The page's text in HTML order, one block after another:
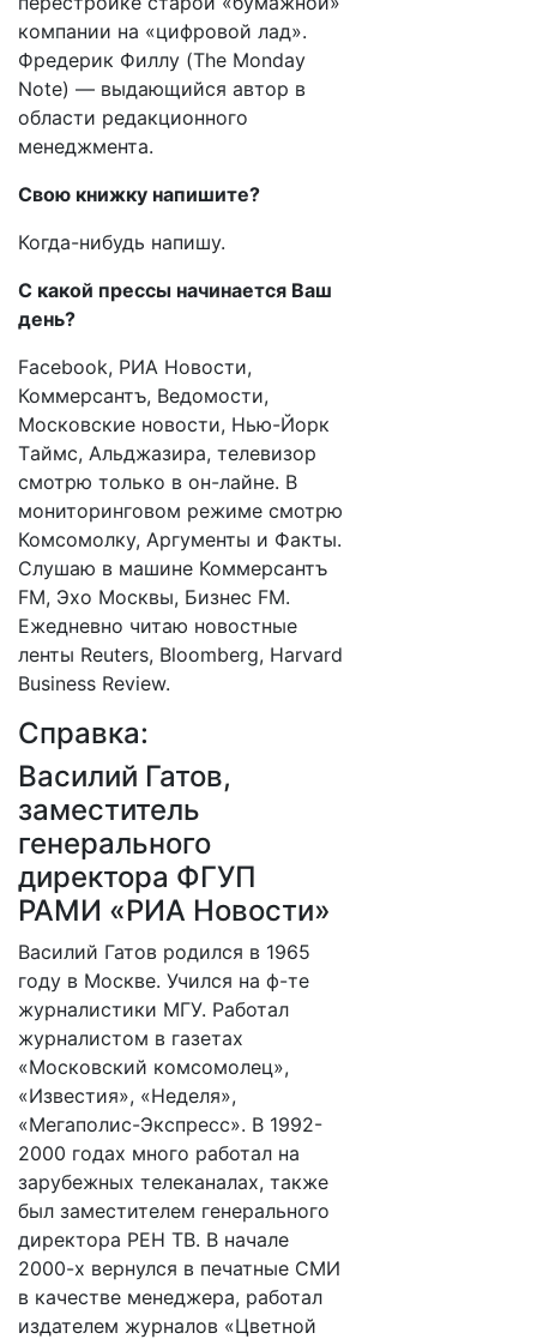
компании на «цифровой лад».
Фредерик Филлу (The Monday
Note) — выдающийся автор в
области редакционного
менеджмента.
Свою книжку напишите?
Когда-нибудь напишу.
С какой прессы начинается Ваш
день?
Facebook, РИА Новости,
Коммерсантъ, Ведомости,
Московские новости, Нью-Йорк
Tаймс, Альджазира, телевизор
смотрю только в он-лайне. В
мониторинговом режиме смотрю
Комсомолку, Аргументы и Факты.
Слушаю в машине Коммерсантъ
FM, Эхо Москвы, Бизнес FM.
Ежедневно читаю новостные
ленты Reuters, Bloomberg, Harvard
Business Review.
Справка:
Василий Гатов,
заместитель
генерального
директора ФГУП
РАМИ «РИА Новости»
Василий Гатов родился в 1965
году в Москве. Учился на ф-те
журналистики МГУ. Работал
журналистом в газетах
«Московский комсомолец»,
«Известия», «Неделя»,
«Мегаполис-Экспресс». В 1992-
2000 годах много работал на
зарубежных телеканалах, также
был заместителем генерального
директора РЕН ТВ. В начале
2000-х вернулся в печатные СМИ
в качестве менеджера, работал
издателем журналов «Цветной